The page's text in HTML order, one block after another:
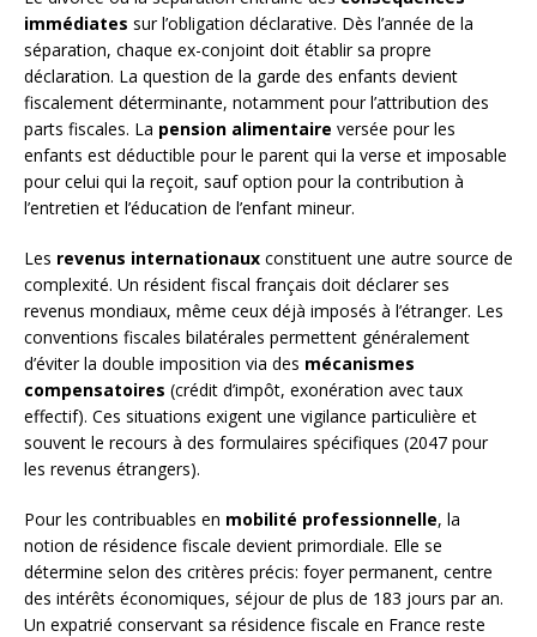
immédiates sur l’obligation déclarative. Dès l’année de la
séparation, chaque ex-conjoint doit établir sa propre
déclaration. La question de la garde des enfants devient
fiscalement déterminante, notamment pour l’attribution des
parts fiscales. La pension alimentaire versée pour les
enfants est déductible pour le parent qui la verse et imposable
pour celui qui la reçoit, sauf option pour la contribution à
l’entretien et l’éducation de l’enfant mineur.
Les revenus internationaux constituent une autre source de
complexité. Un résident fiscal français doit déclarer ses
revenus mondiaux, même ceux déjà imposés à l’étranger. Les
conventions fiscales bilatérales permettent généralement
d’éviter la double imposition via des mécanismes
compensatoires (crédit d’impôt, exonération avec taux
effectif). Ces situations exigent une vigilance particulière et
souvent le recours à des formulaires spécifiques (2047 pour
les revenus étrangers).
Pour les contribuables en mobilité professionnelle, la
notion de résidence fiscale devient primordiale. Elle se
détermine selon des critères précis: foyer permanent, centre
des intérêts économiques, séjour de plus de 183 jours par an.
Un expatrié conservant sa résidence fiscale en France reste